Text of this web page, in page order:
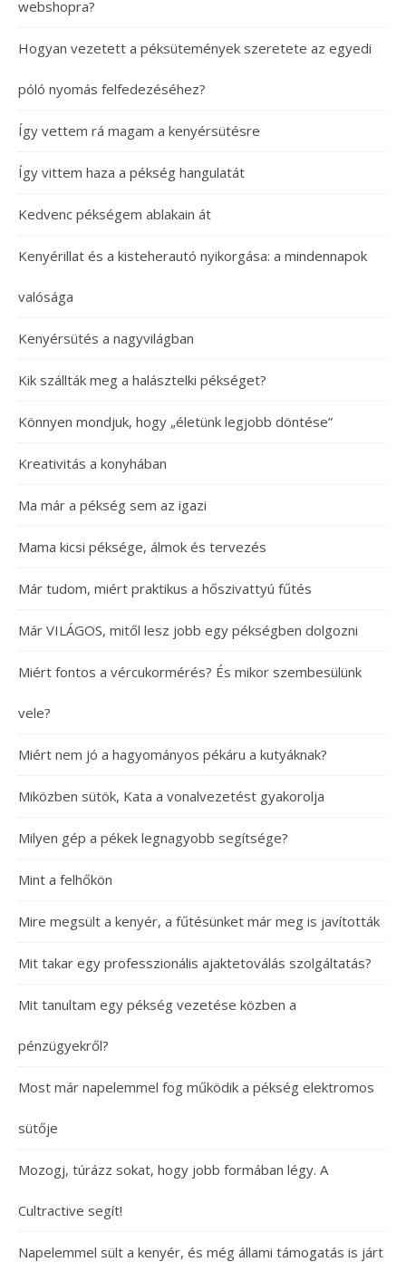
webshopra?
Hogyan vezetett a péksütemények szeretete az egyedi
póló nyomás felfedezéséhez?
Így vettem rá magam a kenyérsütésre
Így vittem haza a pékség hangulatát
Kedvenc pékségem ablakain át
Kenyérillat és a kisteherautó nyikorgása: a mindennapok
valósága
Kenyérsütés a nagyvilágban
Kik szállták meg a halásztelki pékséget?
Könnyen mondjuk, hogy „életünk legjobb döntése”
Kreativitás a konyhában
Ma már a pékség sem az igazi
Mama kicsi péksége, álmok és tervezés
Már tudom, miért praktikus a hőszivattyú fűtés
Már VILÁGOS, mitől lesz jobb egy pékségben dolgozni
Miért fontos a vércukormérés? És mikor szembesülünk
vele?
Miért nem jó a hagyományos pékáru a kutyáknak?
Miközben sütök, Kata a vonalvezetést gyakorolja
Milyen gép a pékek legnagyobb segítsége?
Mint a felhőkön
Mire megsült a kenyér, a fűtésünket már meg is javították
Mit takar egy professzionális ajaktetoválás szolgáltatás?
Mit tanultam egy pékség vezetése közben a
pénzügyekről?
Most már napelemmel fog működik a pékség elektromos
sütője
Mozogj, túrázz sokat, hogy jobb formában légy. A
Cultractive segít!
Napelemmel sült a kenyér, és még állami támogatás is járt